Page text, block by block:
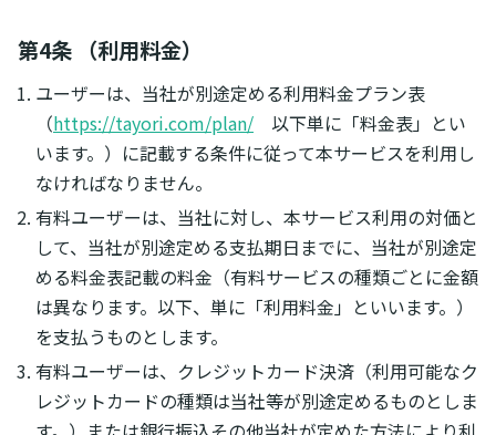
第4条 （利用料金）
ユーザーは、当社が別途定める利用料金プラン表
（https://tayori.com/plan/ 以下単に「料金表」とい
います。）に記載する条件に従って本サービスを利用し
なければなりません。
有料ユーザーは、当社に対し、本サービス利用の対価と
して、当社が別途定める支払期日までに、当社が別途定
める料金表記載の料金（有料サービスの種類ごとに金額
は異なります。以下、単に「利用料金」といいます。）
を支払うものとします。
有料ユーザーは、クレジットカード決済（利用可能なク
レジットカードの種類は当社等が別途定めるものとしま